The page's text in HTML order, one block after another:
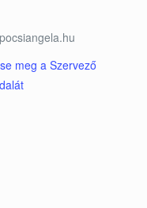
meg a Szervező